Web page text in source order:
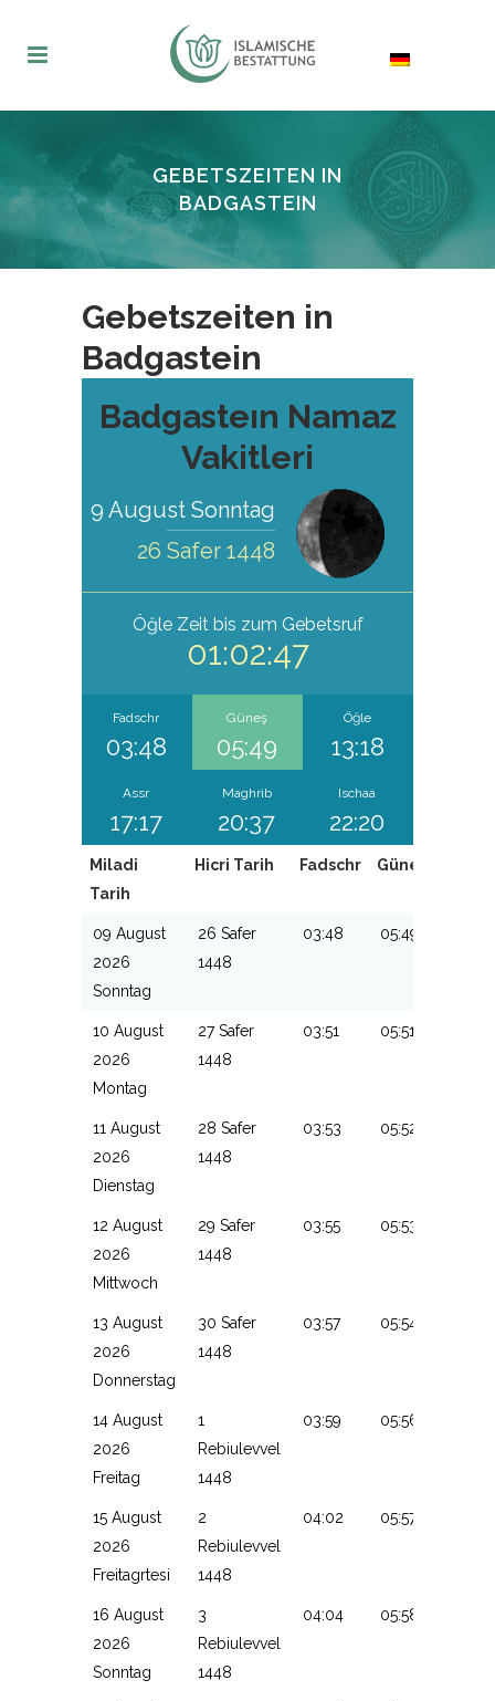
GEBETSZEITEN IN
BADGASTEIN
Gebetszeiten in
Badgastein
Badgasteın Namaz
Vakitleri
9 August Sonntag
26 Safer 1448
ÖğleZeit bis zum Gebetsruf
01:02:46
Fadschr
03:48
Güneş
05:49
Öğle
13:18
Assr
17:17
Maghrib
20:37
Ischaa
22:20
Miladi
Tarih
Hicri Tarih Fadschr Güneş
09 August
2026
Sonntag
26 Safer
1448
03:48 05:49
10 August
2026
Montag
27 Safer
1448
03:51 05:51
11 August
2026
Dienstag
28 Safer
1448
03:53 05:52
12 August
2026
Mittwoch
29 Safer
1448
03:55 05:53
13 August
2026
Donnerstag
30 Safer
1448
03:57 05:54
14 August
2026
Freitag
1
Rebiulevvel
1448
03:59 05:56
15 August
2026
Freitagrtesi
2
Rebiulevvel
1448
04:02 05:57
16 August
2026
Sonntag
3
Rebiulevvel
1448
04:04 05:58